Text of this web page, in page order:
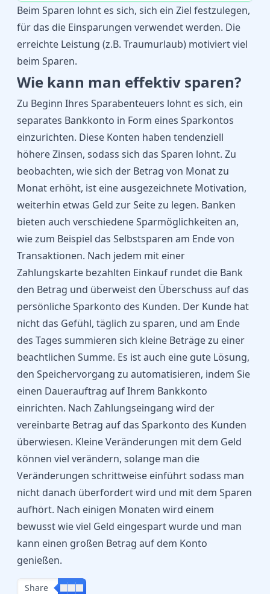
Beim Sparen lohnt es sich, sich ein Ziel festzulegen,
für das die Einsparungen verwendet werden. Die
erreichte Leistung (z.B. Traumurlaub) motiviert viel
beim Sparen.
Wie kann man effektiv sparen?
Zu Beginn Ihres Sparabenteuers lohnt es sich, ein
separates Bankkonto in Form eines Sparkontos
einzurichten. Diese Konten haben tendenziell
höhere Zinsen, sodass sich das Sparen lohnt. Zu
beobachten, wie sich der Betrag von Monat zu
Monat erhöht, ist eine ausgezeichnete Motivation,
weiterhin etwas Geld zur Seite zu legen. Banken
bieten auch verschiedene Sparmöglichkeiten an,
wie zum Beispiel das Selbstsparen am Ende von
Transaktionen. Nach jedem mit einer
Zahlungskarte bezahlten Einkauf rundet die Bank
den Betrag und überweist den Überschuss auf das
persönliche Sparkonto des Kunden. Der Kunde hat
nicht das Gefühl, täglich zu sparen, und am Ende
des Tages summieren sich kleine Beträge zu einer
beachtlichen Summe. Es ist auch eine gute Lösung,
den Speichervorgang zu automatisieren, indem Sie
einen Dauerauftrag auf Ihrem Bankkonto
einrichten. Nach Zahlungseingang wird der
vereinbarte Betrag auf das Sparkonto des Kunden
überwiesen. Kleine Veränderungen mit dem Geld
können viel verändern, solange man die
Veränderungen schrittweise einführt sodass man
nicht danach überfordert wird und mit dem Sparen
aufhört. Nach einigen Monaten wird einem
bewusst wie viel Geld eingespart wurde und man
kann einen großen Betrag auf dem Konto
genießen.
Share